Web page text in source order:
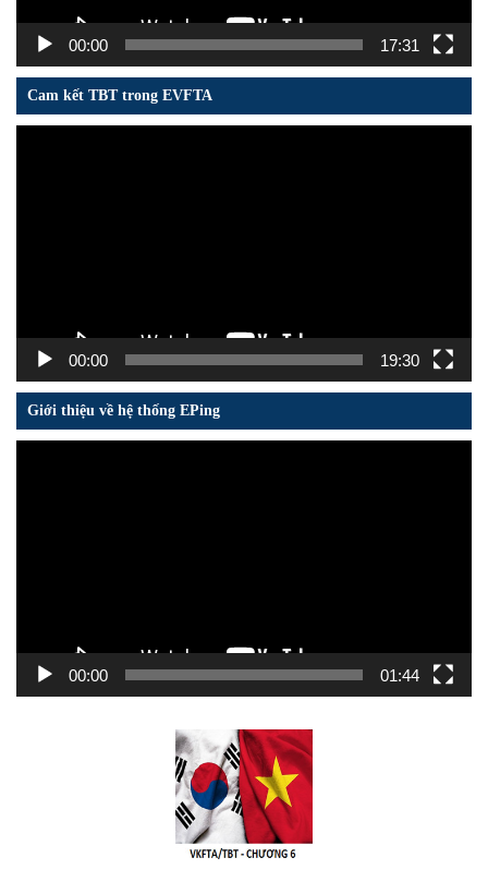
00:00 17:31
Cam kết TBT trong EVFTA
00:00 19:30
Giới thiệu về hệ thống EPing
00:00 01:44